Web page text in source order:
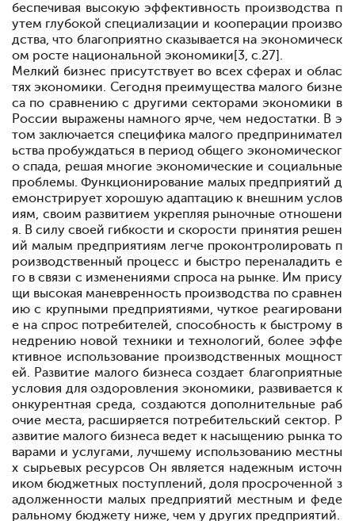
беспечивая высокую эффективность производства п
утем глубокой специализации и кооперации произво
дства, что благоприятно сказывается на экономическ
ом росте национальной экономики[3, с.27].
Мелкий бизнес присутствует во всех сферах и облас
тях экономики. Сегодня преимущества малого бизне
са по сравнению с другими секторами экономики в
России выражены намного ярче, чем недостатки. В э
том заключается специфика малого предпринимател
ьства пробуждаться в период общего экономическог
о спада, решая многие экономические и социальные
проблемы. Функционирование малых предприятий д
емонстрирует хорошую адаптацию к внешним услов
иям, своим развитием укрепляя рыночные отношени
я. В силу своей гибкости и скорости принятия решен
ий малым предприятиям легче проконтролировать п
роизводственный процесс и быстро переналадить е
го в связи с изменениями спроса на рынке. Им прису
щи высокая маневренность производства по сравнен
ию с крупными предприятиями, чуткое реагировани
е на спрос потребителей, способность к быстрому в
недрению новой техники и технологий, более эффе
ктивное использование производственных мощност
ей. Развитие малого бизнеса создает благоприятные
условия для оздоровления экономики, развивается к
онкурентная среда, создаются дополнительные раб
очие места, расширяется потребительский сектор. Р
азвитие малого бизнеса ведет к насыщению рынка то
варами и услугами, лучшему использованию местны
х сырьевых ресурсов Он является надежным источн
иком бюджетных поступлений, доля просроченной з
адолженности малых предприятий местным и феде
ральному бюджету ниже, чем у других предприятий.